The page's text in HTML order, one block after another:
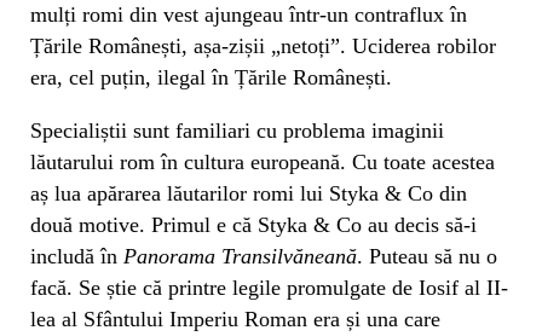
mulți romi din vest ajungeau într-un contraflux în
Țările Românești, așa-zișii „netoți”. Uciderea robilor
era, cel puțin, ilegal în Țările Românești.
Specialiștii sunt familiari cu problema imaginii
lăutarului rom în cultura europeană. Cu toate acestea
aș lua apărarea lăutarilor romi lui Styka & Co din
două motive. Primul e că Styka & Co au decis să-i
includă în Panorama Transilvăneană. Puteau să nu o
facă. Se știe că printre legile promulgate de Iosif al II-
lea al Sfântului Imperiu Roman era și una care